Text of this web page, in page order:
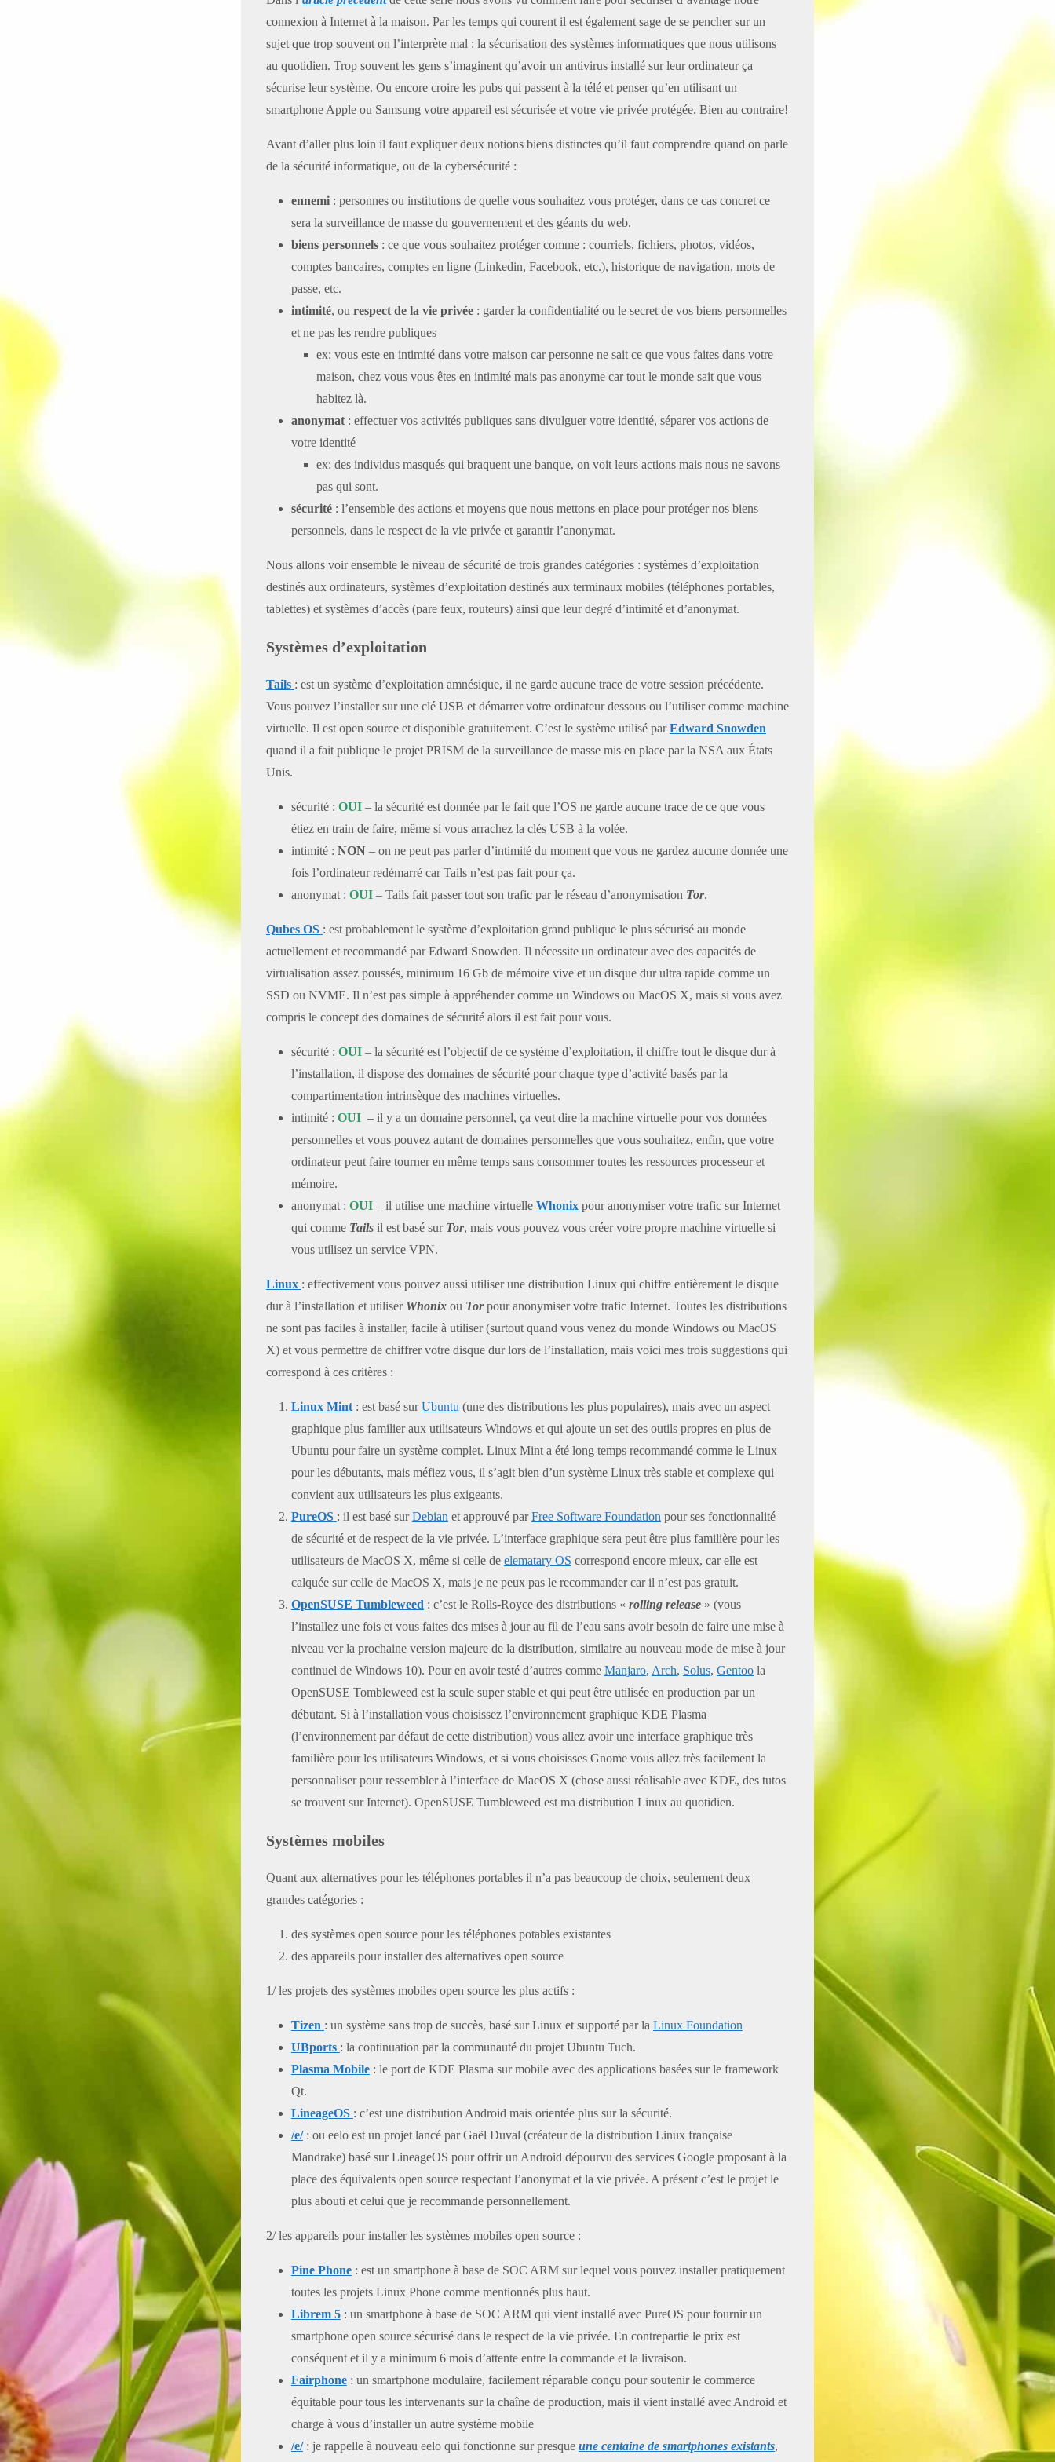
connexion à Internet à la maison. Par les temps qui courent il est également sage de se pencher sur un
sujet que trop souvent on l’interprète mal : la sécurisation des systèmes informatiques que nous utilisons
au quotidien. Trop souvent les gens s’imaginent qu’avoir un antivirus installé sur leur ordinateur ça
sécurise leur système. Ou encore croire les pubs qui passent à la télé et penser qu’en utilisant un
smartphone Apple ou Samsung votre appareil est sécurisée et votre vie privée protégée. Bien au contraire!
Avant d’aller plus loin il faut expliquer deux notions biens distinctes qu’il faut comprendre quand on parle
de la sécurité informatique, ou de la cybersécurité :
ennemi: personnes ou institutions de quelle vous souhaitez vous protéger, dans ce cas concret ce
sera la surveillance de masse du gouvernement et des géants du web.
biens personnels: ce que vous souhaitez protéger comme : courriels, fichiers, photos, vidéos,
comptes bancaires, comptes en ligne (Linkedin, Facebook, etc.), historique de navigation, mots de
passe, etc.
intimité, ou respect de la vie privée: garder la confidentialité ou le secret de vos biens personnelles
et ne pas les rendre publiques
ex: vous este en intimité dans votre maison car personne ne sait ce que vous faites dans votre
maison, chez vous vous êtes en intimité mais pas anonyme car tout le monde sait que vous
habitez là.
anonymat: effectuer vos activités publiques sans divulguer votre identité, séparer vos actions de
votre identité
ex: des individus masqués qui braquent une banque, on voit leurs actions mais nous ne savons
pas qui sont.
sécurité: l’ensemble des actions et moyens que nous mettons en place pour protéger nos biens
personnels, dans le respect de la vie privée et garantir l’anonymat.
Nous allons voir ensemble le niveau de sécurité de trois grandes catégories : systèmes d’exploitation
destinés aux ordinateurs, systèmes d’exploitation destinés aux terminaux mobiles (téléphones portables,
tablettes) et systèmes d’accès (pare feux, routeurs) ainsi que leur degré d’intimité et d’anonymat.
Systèmes d’exploitation
Tails : est un système d’exploitation amnésique, il ne garde aucune trace de votre session précédente.
Vous pouvez l’installer sur une clé USB et démarrer votre ordinateur dessous ou l’utiliser comme machine
virtuelle. Il est open source et disponible gratuitement. C’est le système utilisé parEdward Snowden
quand il a fait publique le projet PRISM de la surveillance de masse mis en place par la NSA aux États
Unis.
sécurité : OUI – la sécurité est donnée par le fait que l’OS ne garde aucune trace de ce que vous
étiez en train de faire, même si vous arrachez la clés USB à la volée.
intimité : NON– on ne peut pas parler d’intimité du moment que vous ne gardez aucune donnée une
fois l’ordinateur redémarré car Tails n’est pas fait pour ça.
anonymat : OUI – Tails fait passer tout son trafic par le réseau d’anonymisation Tor.
Qubes OS : est probablement le système d’exploitation grand publique le plus sécurisé au monde
actuellement et recommandé par Edward Snowden. Il nécessite un ordinateur avec des capacités de
virtualisation assez poussés, minimum 16 Gb de mémoire vive et un disque dur ultra rapide comme un
SSD ou NVME. Il n’est pas simple à appréhender comme un Windows ou MacOS X, mais si vous avez
compris le concept des domaines de sécurité alors il est fait pour vous.
sécurité : OUI – la sécurité est l’objectif de ce système d’exploitation, il chiffre tout le disque dur à
l’installation, il dispose des domaines de sécurité pour chaque type d’activité basés par la
compartimentation intrinsèque des machines virtuelles.
intimité : OUI – il y a un domaine personnel, ça veut dire la machine virtuelle pour vos données
personnelles et vous pouvez autant de domaines personnelles que vous souhaitez, enfin, que votre
ordinateur peut faire tourner en même temps sans consommer toutes les ressources processeur et
mémoire.
anonymat : OUI – il utilise une machine virtuelle Whonix pour anonymiser votre trafic sur Internet
qui comme Tails il est basé sur Tor, mais vous pouvez vous créer votre propre machine virtuelle si
vous utilisez un service VPN.
Linux : effectivement vous pouvez aussi utiliser une distribution Linux qui chiffre entièrement le disque
dur à l’installation et utiliser Whonixou Torpour anonymiser votre trafic Internet. Toutes les distributions
ne sont pas faciles à installer, facile à utiliser (surtout quand vous venez du monde Windows ou MacOS
X) et vous permettre de chiffrer votre disque dur lors de l’installation, mais voici mes trois suggestions qui
correspond à ces critères :
Linux Mint: est basé surUbuntu (une des distributions les plus populaires), mais avec un aspect
graphique plus familier aux utilisateurs Windows et qui ajoute un set des outils propres en plus de
Ubuntu pour faire un système complet. Linux Mint a été long temps recommandé comme le Linux
pour les débutants, mais méfiez vous, il s’agit bien d’un système Linux très stable et complexe qui
convient aux utilisateurs les plus exigeants.
PureOS : il est basé surDebian et approuvé parFree Software Foundation pour ses fonctionnalité
de sécurité et de respect de la vie privée. L’interface graphique sera peut être plus familière pour les
utilisateurs de MacOS X, même si celle de elematary OS correspond encore mieux, car elle est
calquée sur celle de MacOS X, mais je ne peux pas le recommander car il n’est pas gratuit.
OpenSUSE Tumbleweed : c’est le Rolls-Royce des distributions « rolling release» (vous
l’installez une fois et vous faites des mises à jour au fil de l’eau sans avoir besoin de faire une mise à
niveau ver la prochaine version majeure de la distribution, similaire au nouveau mode de mise à jour
continuel de Windows 10). Pour en avoir testé d’autres comme Manjaro, Arch, Solus, Gentoola
OpenSUSE Tombleweed est la seule super stable et qui peut être utilisée en production par un
débutant. Si à l’installation vous choisissez l’environnement graphique KDE Plasma
(l’environnement par défaut de cette distribution) vous allez avoir une interface graphique très
familière pour les utilisateurs Windows, et si vous choisisses Gnome vous allez très facilement la
personnaliser pour ressembler à l’interface de MacOS X (chose aussi réalisable avec KDE, des tutos
se trouvent sur Internet). OpenSUSE Tumbleweed est ma distribution Linux au quotidien.
Systèmes mobiles
Quant aux alternatives pour les téléphones portables il n’a pas beaucoup de choix, seulement deux
grandes catégories :
des systèmes open source pour les téléphones potables existantes
des appareils pour installer des alternatives open source
1/ les projets des systèmes mobiles open source les plus actifs :
Tizen : un système sans trop de succès, basé sur Linux et supporté par la Linux Foundation
UBports : la continuation par la communauté du projet Ubuntu Tuch.
Plasma Mobile: le port de KDE Plasma sur mobile avec des applications basées sur le framework
Qt.
LineageOS : c’est une distribution Android mais orientée plus sur la sécurité.
/e/: ou eelo est un projet lancé par Gaël Duval (créateur de la distribution Linux française
Mandrake) basé sur LineageOS pour offrir un Android dépourvu des services Google proposant à la
place des équivalents open source respectant l’anonymat et la vie privée. A présent c’est le projet le
plus abouti et celui que je recommande personnellement.
2/ les appareils pour installer les systèmes mobiles open source :
Pine Phone: est un smartphone à base de SOC ARM sur lequel vous pouvez installer pratiquement
toutes les projets Linux Phone comme mentionnés plus haut.
Librem 5: un smartphone à base de SOC ARM qui vient installé avec PureOS pour fournir un
smartphone open source sécurisé dans le respect de la vie privée. En contrepartie le prix est
conséquent et il y a minimum 6 mois d’attente entre la commande et la livraison.
Fairphone: un smartphone modulaire, facilement réparable conçu pour soutenir le commerce
équitable pour tous les intervenants sur la chaîne de production, mais il vient installé avec Android et
charge à vous d’installer un autre système mobile
/e/: je rappelle à nouveau eelo qui fonctionne sur presque une centaine de smartphones existants,